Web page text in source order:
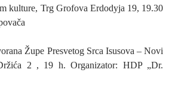
kulture, Trg Grofova Erdodyja 19, 19.30
Župe Presvetog Srca Isusova – Novi
2 , 19 h. Organizator: HDP „Dr.